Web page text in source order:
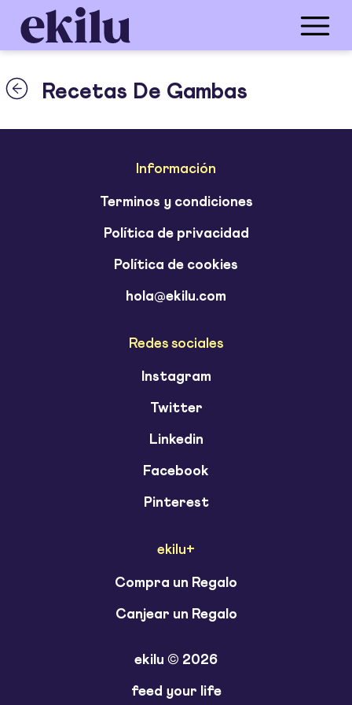
Recetas De Gambas
Información
Terminos y condiciones
Política de privacidad
Política de cookies
hola@ekilu.com
Redes sociales
Instagram
Twitter
Linkedin
Facebook
Pinterest
ekilu+
Compra un Regalo
Canjear un Regalo
ekilu © 2026
feed your life